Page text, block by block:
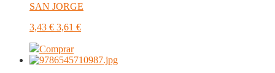
SAN JORGE
3,43 € 3,61 €
Comprar